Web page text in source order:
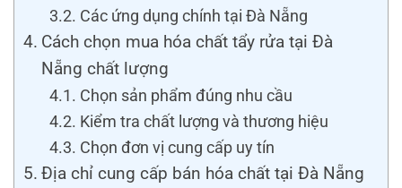
Các ứng dụng chính tại Đà Nẵng
Cách chọn mua hóa chất tẩy rửa tại Đà
Nẵng chất lượng
Chọn sản phẩm đúng nhu cầu
Kiểm tra chất lượng và thương hiệu
Chọn đơn vị cung cấp uy tín
Địa chỉ cung cấp bán hóa chất tại Đà Nẵng